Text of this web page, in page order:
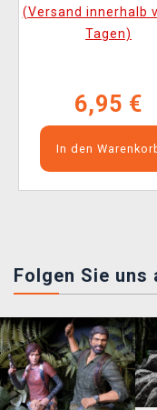
(Versand innerhalb
Tagen)
6,95 €
In den
Folgen Sie